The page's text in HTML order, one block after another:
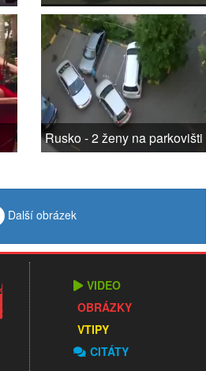
Rusko - 2 ženy na parkovišti
Další obrázek
VIDEO
OBRÁZKY
VTIPY
CITÁTY